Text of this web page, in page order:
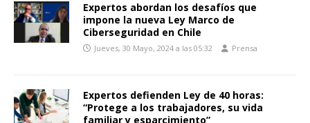
Expertos abordan los desafíos que
impone la nueva Ley Marco de
Ciberseguridad en Chile
Jueves, 30 Mayo, 2024 a las 05:32 Prensa
Expertos defienden Ley de 40 horas:
“Protege a los trabajadores, su vida
familiar y esparcimiento”